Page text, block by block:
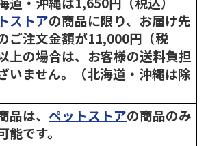
ストアの商品に限り、お届け先
ご注文金額が11,000円（税
上の場合は、お客様の送料負担
いません。（北海道・沖縄は除
品は、 ペットストアの商品のみ
能です。